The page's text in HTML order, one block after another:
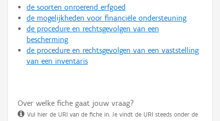
de soorten onroerend erfgoed
de mogelijkheden voor financiële ondersteuning
de procedure en rechtsgevolgen van een
bescherming
de procedure en rechtsgevolgen van een vaststelling
van een inventaris
Over welke fiche gaat jouw vraag?
Vul hier de URI van de fiche in. Je vindt de URI steeds onder de